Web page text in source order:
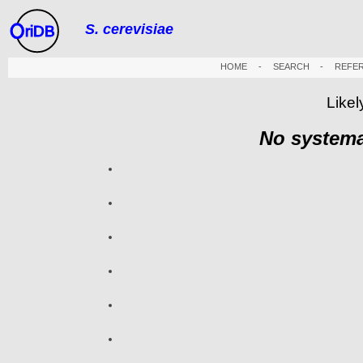
riDB S. cerevisiae
HOME- SEARCH -
No